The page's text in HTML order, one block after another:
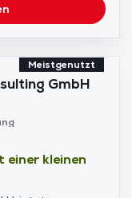
Meistgenutzt
GmbH
einer kleinen